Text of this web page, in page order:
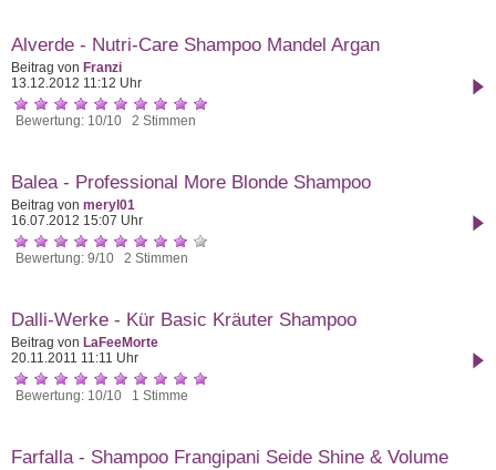
Alverde - Nutri-Care Shampoo Mandel Argan
Beitrag von Franzi
13.12.2012 11:12 Uhr
Bewertung: 10/10 2 Stimmen
Balea - Professional More Blonde Shampoo
Beitrag von meryl01
16.07.2012 15:07 Uhr
Bewertung: 9/10 2 Stimmen
Dalli-Werke - Kür Basic Kräuter Shampoo
Beitrag von LaFeeMorte
20.11.2011 11:11 Uhr
Bewertung: 10/10 1 Stimme
Farfalla - Shampoo Frangipani Seide Shine & Volume